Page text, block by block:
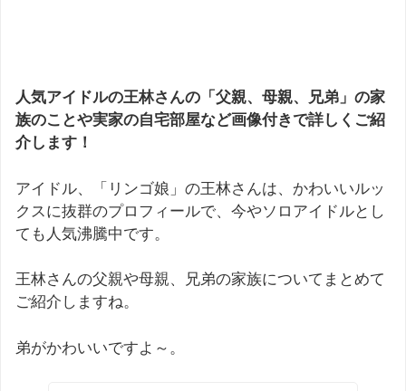
人気アイドルの王林さんの「父親、母親、兄弟」の家
族のことや実家の自宅部屋など画像付きで詳しくご紹
介します！
アイドル、「リンゴ娘」の王林さんは、かわいいルッ
クスに抜群のプロフィールで、今やソロアイドルとし
ても人気沸騰中です。
王林さんの父親や母親、兄弟の家族についてまとめて
ご紹介しますね。
弟がかわいいですよ～。